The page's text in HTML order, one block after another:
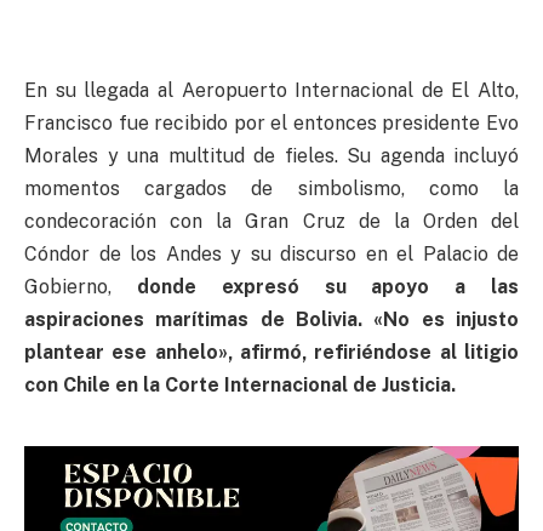
En su llegada al Aeropuerto Internacional de El Alto,
Francisco fue recibido por el entonces presidente Evo
Morales y una multitud de fieles. Su agenda incluyó
momentos cargados de simbolismo, como la
condecoración con la Gran Cruz de la Orden del
Cóndor de los Andes y su discurso en el Palacio de
Gobierno, donde expresó su apoyo a las
aspiraciones marítimas de Bolivia. «No es injusto
plantear ese anhelo», afirmó, refiriéndose al litigio
con Chile en la Corte Internacional de Justicia.